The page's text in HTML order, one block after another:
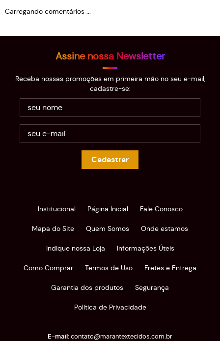
Carregando comentários ...
Assine nossa Newsletter
Receba nossas promoções em primeira mão no seu e-mail,
cadastre-se:
Cadastrar
Institucional Página Inicial Fale Conosco
Mapa do Site Quem Somos Onde estamos
Indique nossa Loja Informações Úteis
Como Comprar Termos de Uso Fretes e Entrega
Garantia dos produtos Segurança
Política de Privacidade
contato@marantextecidos.com.br